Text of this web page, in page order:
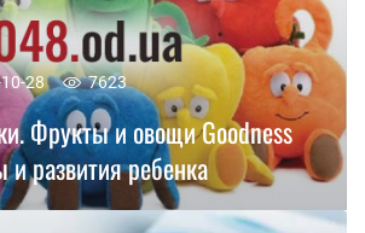
28 7623
Фрукты и овощи Goodness
развития ребенка